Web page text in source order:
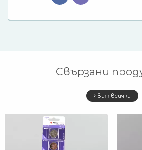
Свързани
виж всички